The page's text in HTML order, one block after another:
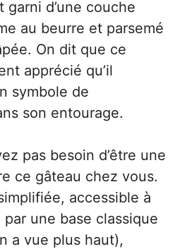
garni d’une couche
au beurre et parsemé
On dit que ce
apprécié qu’il
symbole de
son entourage.
pas besoin d’être une
ce gâteau chez vous.
accessible à
une base classique
a vue plus haut),